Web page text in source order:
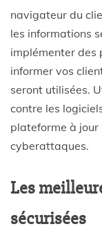
navigateur du
les informations
implémenter des
informer vos
seront utilisées.
contre les
plateforme à jour
cyberattaques.
Les
sécurisées